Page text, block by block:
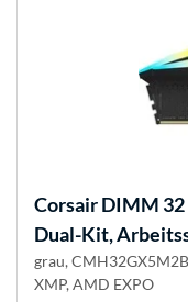
CorsairDIMM 32
Dual-Kit,
grau,
XMP, AMD EXPO